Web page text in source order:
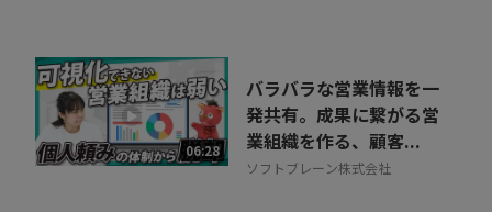
06:28
バラバラな営業情報を一
発共有。成果に繋がる営
業組織を作る、顧客...
ソフトブレーン株式会社